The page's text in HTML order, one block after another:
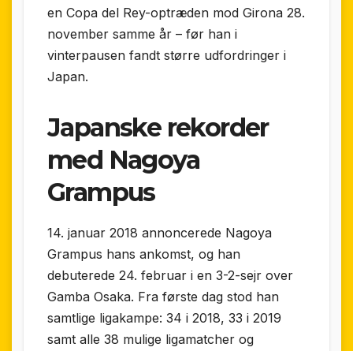
en Copa del Rey-optræden mod Girona 28.
november samme år – før han i
vinterpausen fandt større udfordringer i
Japan.
Japanske rekorder
med Nagoya
Grampus
14. januar 2018 annoncerede Nagoya
Grampus hans ankomst, og han
debuterede 24. februar i en 3-2-sejr over
Gamba Osaka. Fra første dag stod han
samtlige ligakampe: 34 i 2018, 33 i 2019
samt alle 38 mulige ligamatcher og